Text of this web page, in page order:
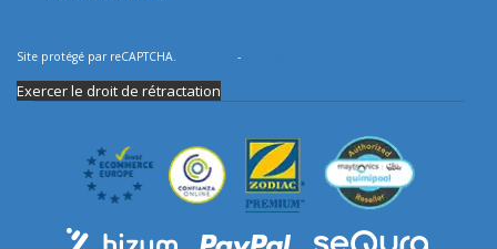
Site protégé par reCAPTCHA. -
Exercer le droit de rétractation